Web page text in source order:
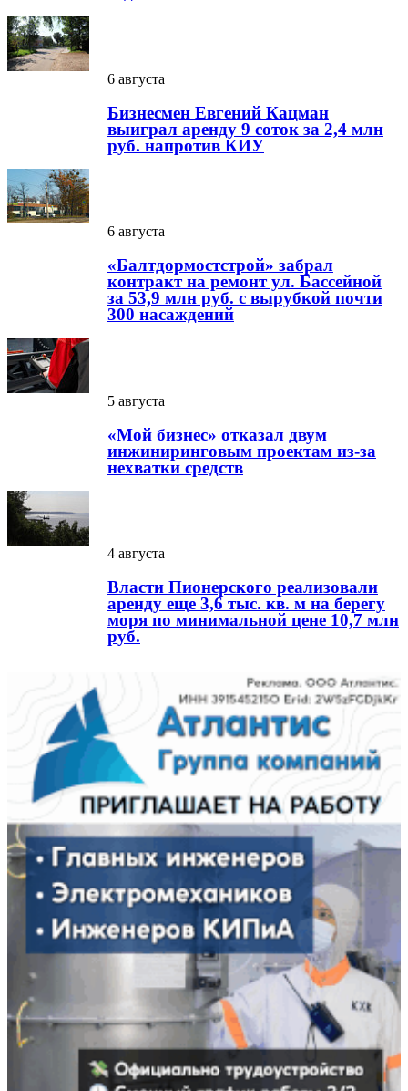
6 августа
Бизнесмен Евгений Кацман
выиграл аренду 9 соток за 2,4 млн
руб. напротив КИУ
6 августа
«Балтдормостстрой» забрал
контракт на ремонт ул. Бассейной
за 53,9 млн руб. с вырубкой почти
300 насаждений
5 августа
«Мой бизнес» отказал двум
инжиниринговым проектам из-за
нехватки средств
4 августа
Власти Пионерского реализовали
аренду еще 3,6 тыс. кв. м на берегу
моря по минимальной цене 10,7 млн
руб.